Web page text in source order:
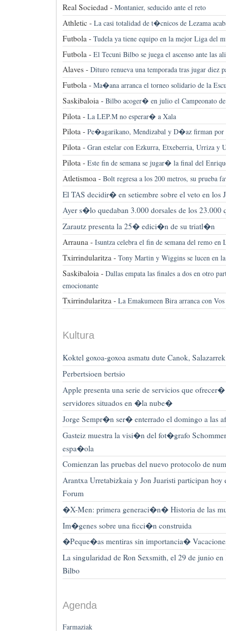
Real Sociedad - Montanier, seducido ante el reto
Athletic - La casi totalidad de t�cnicos de Lezama
Futbola - Tudela ya tiene equipo en la mejor Liga del
Futbola - El Tecuni Bilbo se juega el ascenso ante las
Alaves - Dituro renueva una temporada tras jugar diez
Futbola - Ma�ana arranca el torneo solidario de la
Saskibaloia - Bilbo acoger� en julio el Campeonato
Pilota - La LEP.M no esperar� a Xala
Pilota - Pe�agarikano, Mendizabal y D�az firman por
Pilota - Gran estelar con Ezkurra, Etxeberria, Urriza y
Pilota - Este fin de semana se jugar� la final del
Atletismoa - Bolt regresa a los 200 metros, su prueba
El TAS decidir� en setiembre sobre el veto en los
Ayer s�lo quedaban 3.000 dorsales de los 23.000
Zarautz presenta la 25� edici�n de su triatl�n
Arrauna - Isuntza celebra el fin de semana del remo en
Txirrindularitza - Tony Martin y Wiggins se lucen en
Saskibaloia - Dallas empata las finales a dos en otro
emocionante
Txirrindularitza - La Emakumeen Bira arranca con
Kultura
Koktel goxoa-goxoa asmatu dute Canok,
Perbertsioen bertsio
Apple presenta una serie de servicios que
servidores situados en �la nube�
Jorge Sempr�n ser� enterrado el domingo a las
Gasteiz muestra la visi�n del fot�grafo
espa�ola
Comienzan las pruebas del nuevo protocolo de
Arantxa Urretabizkaia y Jon Juaristi participan hoy
Forum
�X-Men: primera generaci�n� Historia de las
Im�genes sobre una ficci�n construida
�Peque�as mentiras sin importancia�
La singularidad de Ron Sexsmith, el 29 de junio
Bilbo
Agenda
Farmaziak